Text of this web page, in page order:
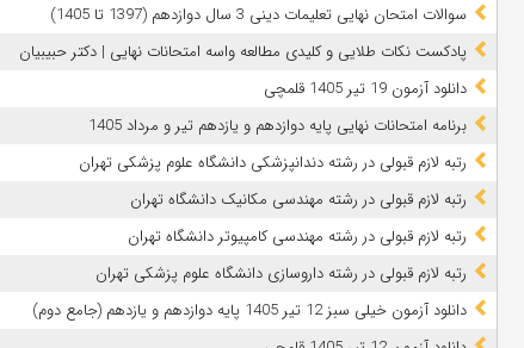
سوالات امتحان نهایی تعلیمات دینی 3 سال دوازدهم (1397 تا 1405)
پادکست نکات طلایی و کلیدی مطالعه واسه امتحانات نهایی | دکتر حبیبیان
دانلود آزمون 19 تیر 1405 قلمچی
برنامه امتحانات نهایی پایه دوازدهم و یازدهم تیر و مرداد 1405
رتبه لازم قبولی در رشته دندانپزشکی دانشگاه علوم پزشکی تهران
رتبه لازم قبولی در رشته مهندسی مکانیک دانشگاه تهران
رتبه لازم قبولی در رشته مهندسی کامپیوتر دانشگاه تهران
رتبه لازم قبولی در رشته داروسازی دانشگاه علوم پزشکی تهران
دانلود آزمون خیلی سبز 12 تیر 1405 پایه دوازدهم و یازدهم (جامع دوم)